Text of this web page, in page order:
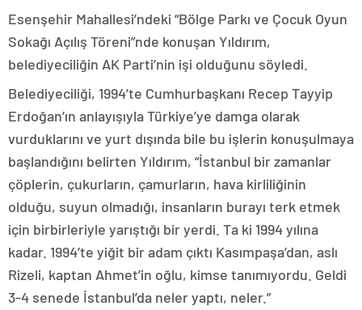
Esenşehir Mahallesi’ndeki “Bölge Parkı ve Çocuk Oyun
Sokağı Açılış Töreni”nde konuşan Yıldırım,
belediyeciliğin AK Parti’nin işi olduğunu söyledi.
Belediyeciliği, 1994’te Cumhurbaşkanı Recep Tayyip
Erdoğan’ın anlayışıyla Türkiye’ye damga olarak
vurduklarını ve yurt dışında bile bu işlerin konuşulmaya
başlandığını belirten Yıldırım, “İstanbul bir zamanlar
çöplerin, çukurların, çamurların, hava kirliliğinin
olduğu, suyun olmadığı, insanların burayı terk etmek
için birbirleriyle yarıştığı bir yerdi. Ta ki 1994 yılına
kadar. 1994’te yiğit bir adam çıktı Kasımpaşa’dan, aslı
Rizeli, kaptan Ahmet’in oğlu, kimse tanımıyordu. Geldi
3-4 senede İstanbul’da neler yaptı, neler.”